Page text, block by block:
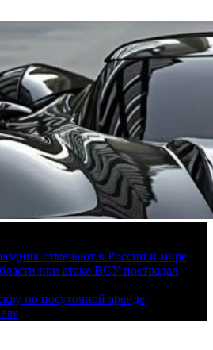
отмечают в России и мире
при атаке ВСУ пострадал
по посуточной аренде